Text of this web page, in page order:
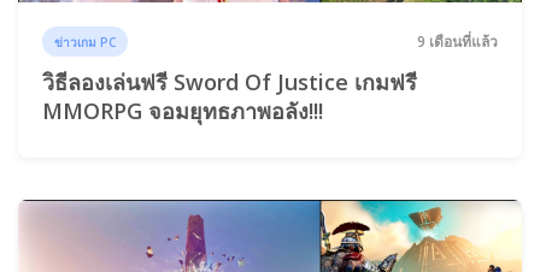
ข่าวเกม PC 9 เดือนที่แล้ว
วิธีลองเล่นฟรี Sword Of Justice เกมฟรี
MMORPG จอมยุทธภาพอลัง!!!